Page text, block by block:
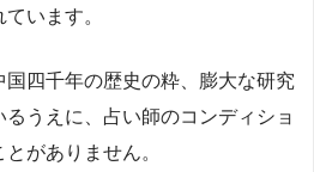
います。
国四千年の歴史の粋、膨大な研究
うえに、占い師のコンディショ
がありません。